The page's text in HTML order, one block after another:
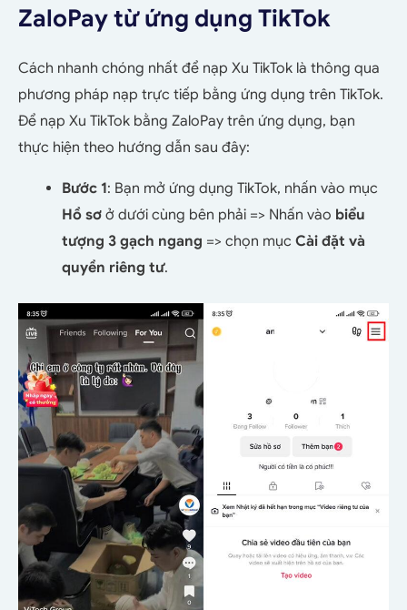
ZaloPay từ ứng dụng TikTok
Cách nhanh chóng nhất để nạp Xu TikTok là thông qua
phương pháp nạp trực tiếp bằng ứng dụng trên TikTok.
Để nạp Xu TikTok bằng ZaloPay trên ứng dụng, bạn
thực hiện theo hướng dẫn sau đây:
Bước 1: Bạn mở ứng dụng TikTok, nhấn vào mục
Hồ sơ ở dưới cùng bên phải => Nhấn vào biểu
tượng 3 gạch ngang => chọn mục Cài đặt và
quyền riêng tư.